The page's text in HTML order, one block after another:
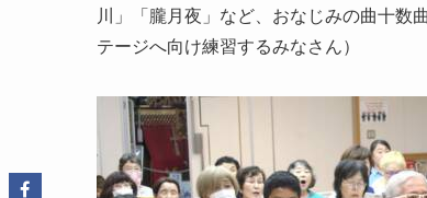
川」「朧月夜」など、おなじみの曲十数
テージへ向け練習するみなさん）